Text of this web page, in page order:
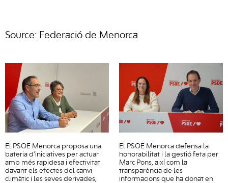
Source: Federació de Menorca
El PSOE Menorca proposa una
bateria d’iniciatives per actuar
amb més rapidesa i efectivitat
davant els efectes del canvi
climàtic i les seves derivades,
El PSOE Menorca defensa la
honorabilitat i la gestió feta per
Marc Pons, així com la
transparència de les
informacions que ha donat en